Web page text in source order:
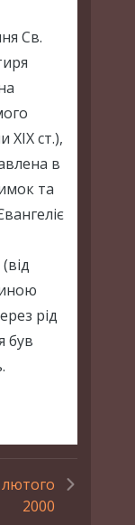
Св.
XIX ст.),
в
та
рід
був
лютого
2000